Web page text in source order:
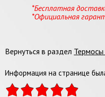
*Бесплатная
*Официальная
Вернуться в раздел
Информация на странице